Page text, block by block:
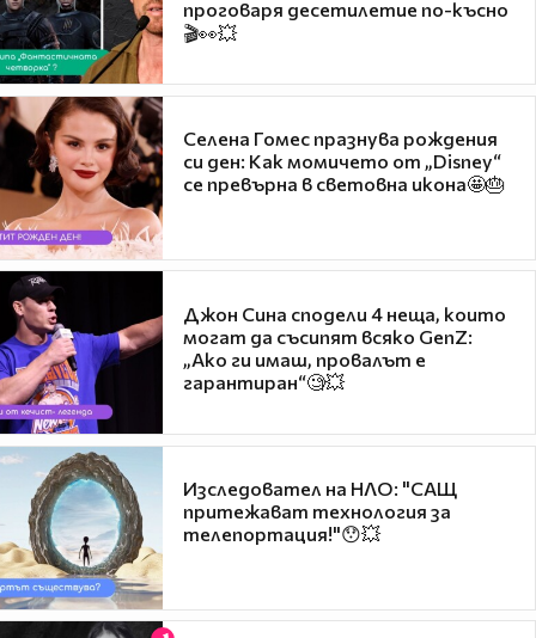
проговаря десетилетие по-късно
🎬👀💥
Селена Гомес празнува рождения
си ден: Как момичето от „Disney“
се превърна в световна икона🤩🎂
Джон Сина сподели 4 неща, които
могат да съсипят всяко GenZ:
„Ако ги имаш, провалът е
гарантиран“🧐💥
Изследовател на НЛО: "САЩ
притежават технология за
телепортация!"😯💥